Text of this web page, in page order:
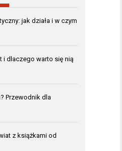
jak działa i w czym
i dlaczego warto się nią
Przewodnik dla
z książkami od